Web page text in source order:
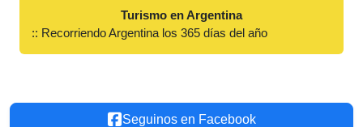
Turismo en Argentina
:: Recorriendo Argentina los 365 días del año
Seguinos en Facebook